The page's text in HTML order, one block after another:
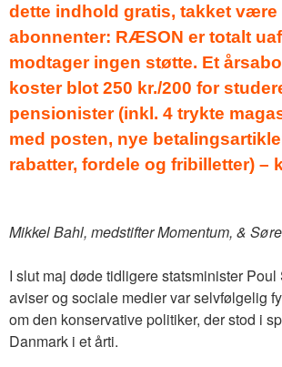
dette indhold gratis, takket være
abonnenter: RÆSON er totalt
modtager ingen støtte. Et
koster blot 250 kr./200 for
pensionister (inkl. 4 trykte
med posten, nye
rabatter, fordele og fribilletter) –
Mikkel Bahl, medstifter Momentum, &
I slut maj døde tidligere statsminister Poul
aviser og sociale medier var selvfølgelig
om den konservative politiker, der stod i
Danmark i et årti.